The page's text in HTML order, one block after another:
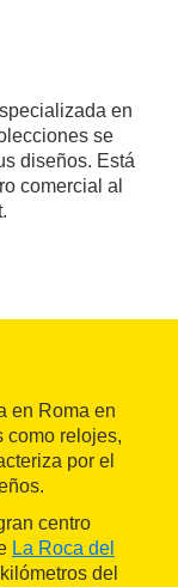
en
se
diseños. Está
comercial al
en Roma en
como relojes,
por el
centro
La Roca del
del